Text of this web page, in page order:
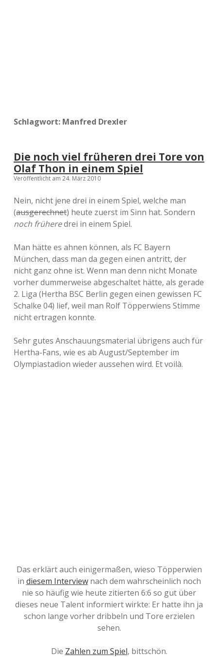
Schlagwort: Manfred Drexler
Die noch viel früheren drei Tore von
Olaf Thon in einem Spiel
Veröffentlicht am 24. März 2010
Nein, nicht jene drei in einem Spiel, welche man
(ausgerechnet) heute zuerst im Sinn hat. Sondern
noch früheredrei in einem Spiel.
Man hätte es ahnen können, als FC Bayern
München, dass man da gegen einen antritt, der
nicht ganz ohne ist. Wenn man denn nicht Monate
vorher dummerweise abgeschaltet hätte, als gerade
2. Liga (Hertha BSC Berlin gegen einen gewissen FC
Schalke 04) lief, weil man Rolf Töpperwiens Stimme
nicht ertragen konnte.
Sehr gutes Anschauungsmaterial übrigens auch für
Hertha-Fans, wie es ab August/September im
Olympiastadion wieder aussehen wird. Et voilà.
Das erklärt auch einigermaßen, wieso Töpperwien
in diesem Interviewnach dem wahrscheinlich noch
nie so häufig wie heute zitierten 6:6 so gut über
dieses neue Talent informiert wirkte: Er hatte ihn ja
schon lange vorher dribbeln und Tore erzielen
sehen.
Die Zahlen zum Spiel, bittschön.